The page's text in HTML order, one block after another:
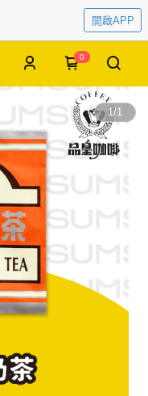
開啟APP
0
1/1